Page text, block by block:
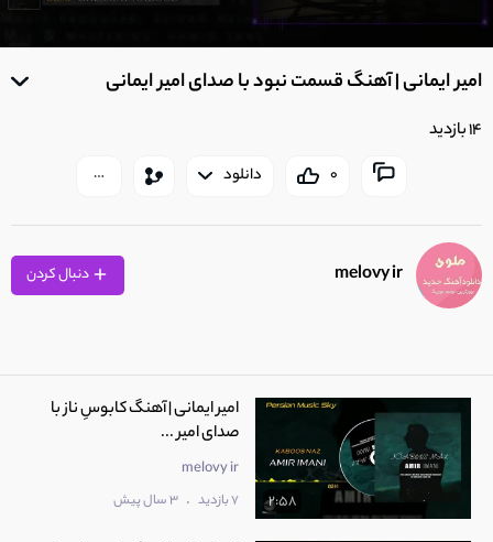
0
of امیر ایمانی | آهنگ قسمت نبود با صدای امیر ایمانی
14 بازدید
0 دانلود
melovy ir
2:58
امیر ایمانی | آهنگ کابوسِ ناز با
صدای امیر ...
melovy ir
7 بازدید . 3 سال پیش